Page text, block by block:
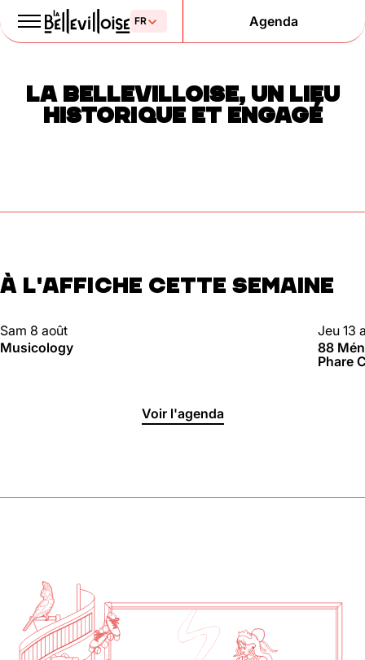
Le Paris
de la liberté
Agenda
Lun, Mar, Mer : Fermé
Le Toit
LA BELLEVILLOISE, UN LIEU
HISTORIQUE ET ENGAGÉ
À L'AFFICHE CETTE SEMAINE
CLUBBING
Sam 8 août
Musicology
88
Jeu 13
88
Phare
Voir l'agenda